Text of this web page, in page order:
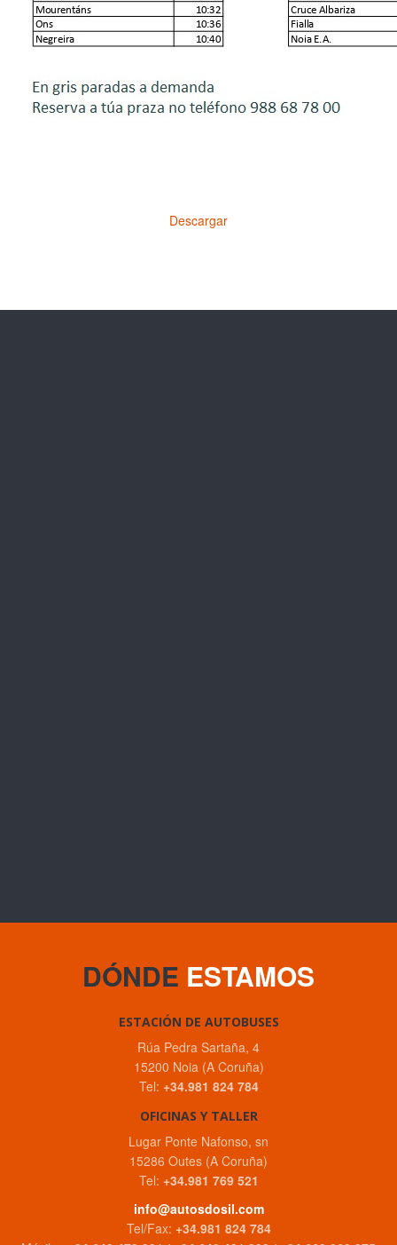
Descargar
DÓNDE ESTAMOS
ESTACIÓN DE AUTOBUSES
Rúa Pedra Sartaña, 4
15200 Noia (A Coruña)
Tel: +34.981 824 784
OFICINAS Y TALLER
Lugar Ponte Nafonso, sn
15286 Outes (A Coruña)
Tel: +34.981 769 521
info@autosdosil.com
Tel/Fax: +34.981 824 784